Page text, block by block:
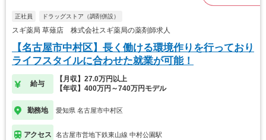
正社員 ドラッグストア（調剤併設）
スギ薬局 草薙店 株式会社スギ薬局の薬剤師求人
【名古屋市中村区】長く働ける環境作りを行っており
ライフスタイルに合わせた就業が可能！
給与
【月収】27.0万円以上
【年収】400万円～740万円モデル
勤務地 愛知県 名古屋市中村区
アクセス 名古屋市営地下鉄東山線 中村公園駅